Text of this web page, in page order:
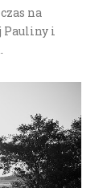
na
Pauliny i